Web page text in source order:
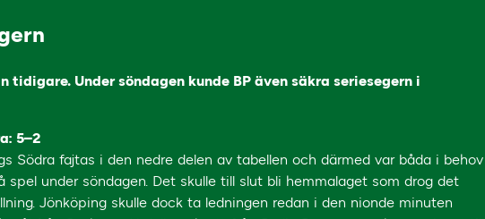
tidigare. Under söndagen kunde BP även säkra seriesegern i
5–2
Södra fajtas i den nedre delen av tabellen och därmed var båda i behov
under söndagen. Det skulle till slut bli hemmalaget som drog det
Jönköping skulle dock ta ledningen redan i den nionde minuten